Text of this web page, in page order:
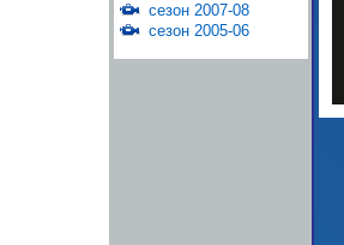
сезон 2007-08
сезон 2005-06